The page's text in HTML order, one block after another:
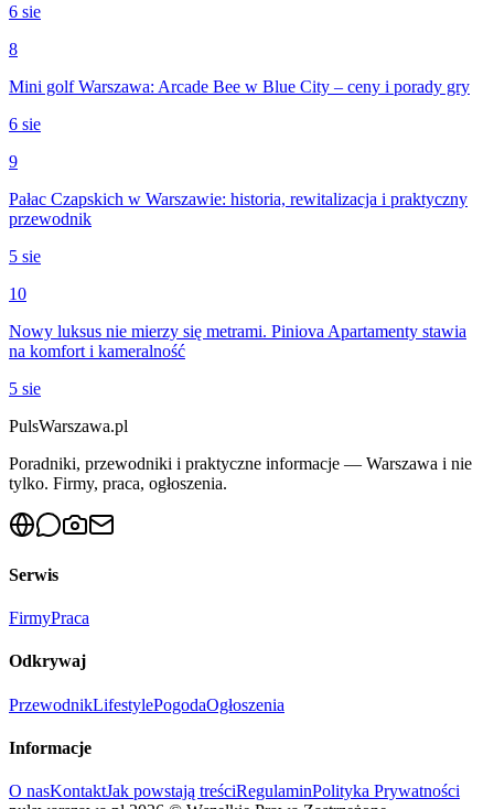
6 sie
8
Mini golf Warszawa: Arcade Bee w Blue City – ceny i porady gry
6 sie
9
Pałac Czapskich w Warszawie: historia, rewitalizacja i praktyczny
przewodnik
5 sie
10
Nowy luksus nie mierzy się metrami. Piniova Apartamenty stawia
na komfort i kameralność
5 sie
PulsWarszawa.pl
Poradniki, przewodniki i praktyczne informacje — Warszawa i nie
tylko. Firmy, praca, ogłoszenia.
Serwis
FirmyPraca
Odkrywaj
PrzewodnikLifestylePogodaOgłoszenia
Informacje
O nasKontaktJak powstają treściRegulaminPolityka Prywatności